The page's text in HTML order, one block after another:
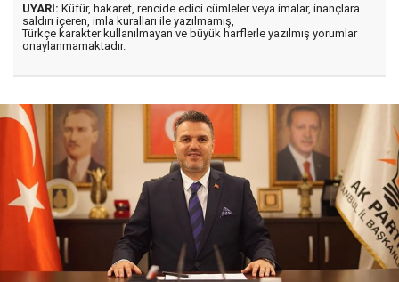
UYARI: Küfür, hakaret, rencide edici cümleler veya imalar, inançlara
saldırı içeren, imla kuralları ile yazılmamış,
Türkçe karakter kullanılmayan ve büyük harflerle yazılmış yorumlar
onaylanmamaktadır.